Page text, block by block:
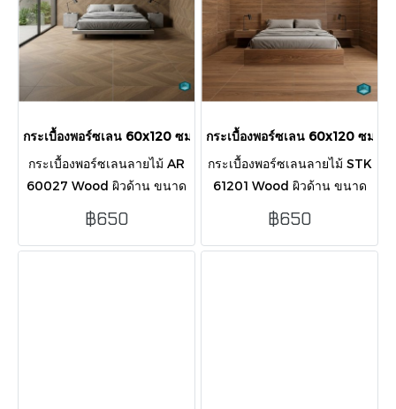
กระเบื้องพอร์ซเลน 60x120 ซม. รุ่น AR 60027 Wood ผิวด้าน
กระเบื้องพอร์ซเลนลายไม้ AR
60027 Wood ผิวด้าน ขนาด
60x120 ซม. ดีไซน์สวยงาม
เป็นธรรมชาติ ทนทาน ปูง่าย
ด้วยขอบตัดตรง บรรจุ 2 แผ่น/
฿650
กระเบื้องพอร์ซเลน 60x120 ซม.
กระเบื้องพอร์ซเลนลายไม้ STK
61201 Wood ผิวด้าน ขนาด
60x120 ซม. ดีไซน์สวยงาม
เป็นธรรมชาติ ทนทาน ปูง่าย
ด้วยขอบตัดตรง บรรจุ 2 แผ่น/
฿650